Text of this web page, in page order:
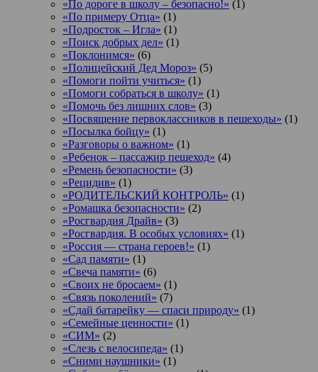
«По дороге в школу – безопасно!» (1)
«По примеру Отца» (1)
«Подросток ‒ Игла» (1)
«Поиск добрых дел» (1)
«Поклонимся» (6)
«Полицейский Дед Мороз» (5)
«Помоги пойти учиться» (1)
«Помоги собраться в школу» (1)
«Помочь без лишних слов» (3)
«Посвящение первоклассников в пешеходы» (1)
«Посылка бойцу» (1)
«Разговоры о важном» (1)
«Ребенок – пассажир пешеход» (4)
«Ремень безопасности» (3)
«Рецидив» (1)
«РОДИТЕЛЬСКИЙ КОНТРОЛЬ» (1)
«Ромашка безопасности» (2)
«Росгвардия Драйв» (3)
«Росгвардия. В особых условиях» (1)
«Россия — страна героев!» (1)
«Сад памяти» (1)
«Свеча памяти» (6)
«Своих не бросаем» (1)
«Связь поколений» (7)
«Сдай батарейку — спаси природу» (1)
«Семейные ценности» (1)
«СИМ» (2)
«Слезь с велосипеда» (1)
«Сними наушники» (1)